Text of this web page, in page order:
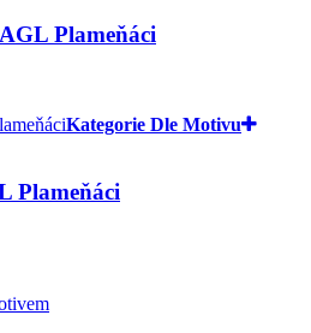
Plameňáci
Kategorie Dle Motivu
Plameňáci